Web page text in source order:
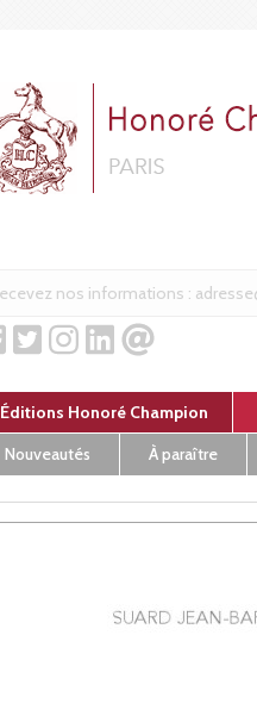
Éditions Honoré Champion
Nouveautés
À paraître